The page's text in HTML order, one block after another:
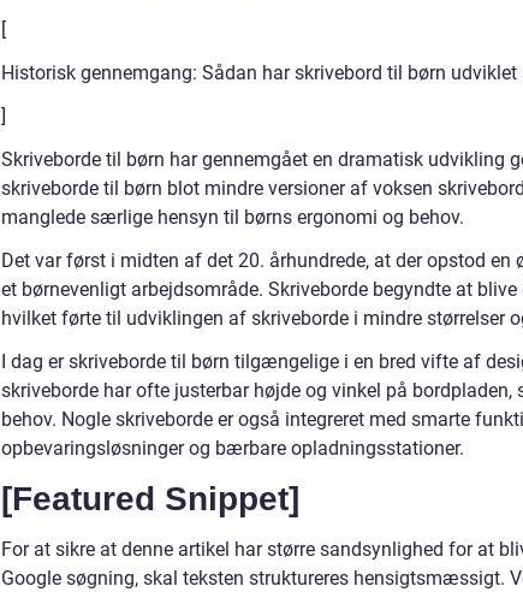
[
Historisk gennemgang: Sådan har skrivebord til børn udviklet
]
Skriveborde til børn har gennemgået en dramatisk udvikling
skriveborde til børn blot mindre versioner af voksen
manglede særlige hensyn til børns ergonomi og behov.
Det var først i midten af det 20. århundrede, at der opstod
et børnevenligt arbejdsområde. Skriveborde begyndte at
hvilket førte til udviklingen af skriveborde i mindre størrelser
I dag er skriveborde til børn tilgængelige i en bred vifte af
skriveborde har ofte justerbar højde og vinkel på
behov. Nogle skriveborde er også integreret med smarte
opbevaringsløsninger og bærbare opladningsstationer.
[Featured Snippet]
For at sikre at denne artikel har større sandsynlighed for at
Google søgning, skal teksten struktureres hensigtsmæssigt.